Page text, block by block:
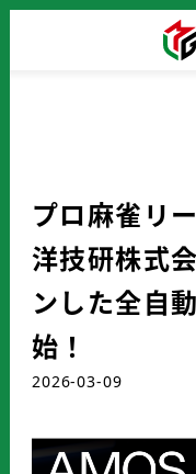
プロ麻雀リ
洋技研株式
ンした全自
始！
2026-03-09